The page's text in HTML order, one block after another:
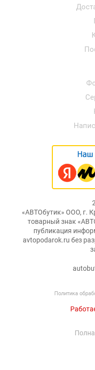
«АВТОбутик» ООО, г.
товарный знак
публикация
avtopodarok.ru без
Политика